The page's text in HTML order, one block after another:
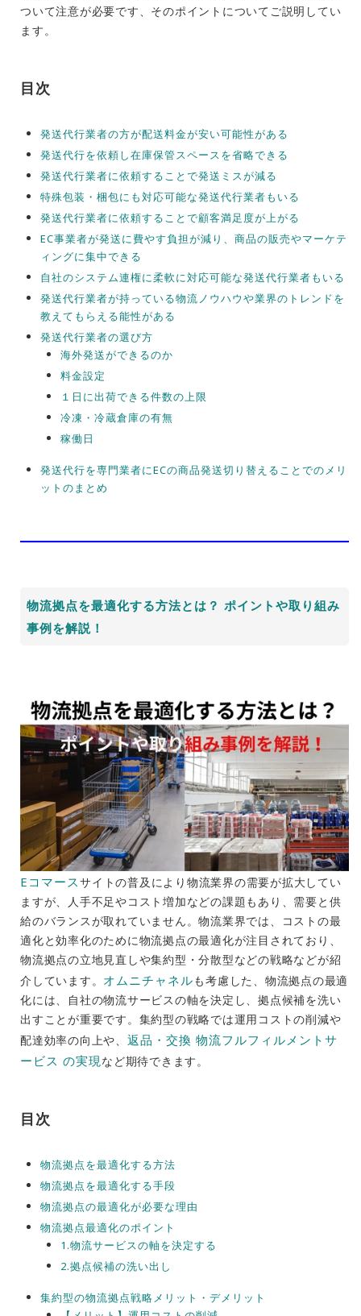
ついて注意が必要です、そのポイントについてご説明してい
ます。
目次
発送代行業者の方が配送料金が安い可能性がある
発送代行を依頼し在庫保管スペースを省略できる
発送代行業者に依頼することで発送ミスが減る
特殊包装・梱包にも対応可能な発送代行業者もいる
発送代行業者に依頼することで顧客満足度が上がる
EC事業者が発送に費やす負担が減り、商品の販売やマーケテ
ィングに集中できる
自社のシステム連権に柔軟に対応可能な発送代行業者もいる
発送代行業者が持っている物流ノウハウや業界のトレンドを
教えてもらえる能性がある
発送代行業者の選び方
海外発送ができるのか
料金設定
１日に出荷できる件数の上限
冷凍・冷蔵倉庫の有無
稼働日
発送代行を専門業者にECの商品発送切り替えることでのメリ
ットのまとめ
物流拠点を最適化する方法とは？ ポイントや取り組み
事例を解説！
Eコマースサイトの普及により物流業界の需要が拡大してい
ますが、人手不足やコスト増加などの課題もあり、需要と供
給のバランスが取れていません。物流業界では、コストの最
適化と効率化のために物流拠点の最適化が注目されており、
物流拠点の立地見直しや集約型・分散型などの戦略などが紹
介しています。 オムニチャネルも考慮した、物流拠点の最適
化には、自社の物流サービスの軸を決定し、拠点候補を洗い
出すことが重要です。集約型の戦略では運用コストの削減や
配達効率の向上や、 返品・交換 物流フルフィルメントサ
ービス の実現 など期待できます。
目次
物流拠点を最適化する方法
物流拠点を最適化する手段
物流拠点の最適化が必要な理由
物流拠点最適化のポイント
1.物流サービスの軸を決定する
2.拠点候補の洗い出し
集約型の物流拠点戦略メリット・デメリット